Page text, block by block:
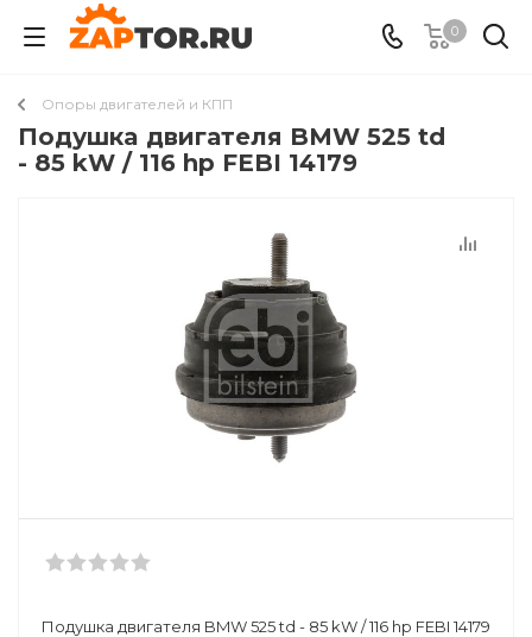
0
Опоры двигателей и КПП
Подушкa двигателя BMW 525 td
- 85 kW / 116 hp FEBI 14179
Подушкa двигателя BMW 525 td - 85 kW / 116 hp FEBI 14179